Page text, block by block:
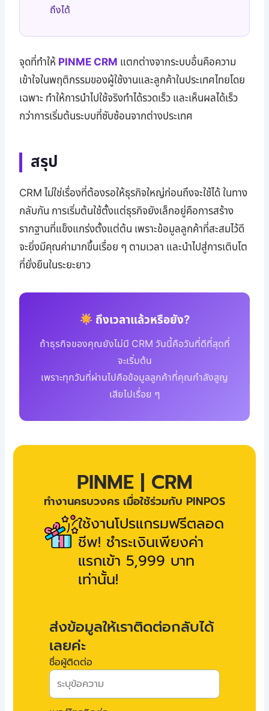
ถึงได้
จุดที่ทำให้ PINME CRM แตกต่างจากระบบอื่นคือความ
เข้าใจในพฤติกรรมของผู้ใช้งานและลูกค้าในประเทศไทยโดย
เฉพาะ ทำให้การนำไปใช้จริงทำได้รวดเร็ว และเห็นผลได้เร็ว
กว่าการเริ่มต้นระบบที่ซับซ้อนจากต่างประเทศ
สรุป
CRM ไม่ใช่เรื่องที่ต้องรอให้ธุรกิจใหญ่ก่อนถึงจะใช้ได้ ในทาง
กลับกัน การเริ่มต้นใช้ตั้งแต่ธุรกิจยังเล็กอยู่คือการสร้าง
รากฐานที่แข็งแกร่งตั้งแต่ต้น เพราะข้อมูลลูกค้าที่สะสมไว้ดี
จะยิ่งมีคุณค่ามากขึ้นเรื่อย ๆ ตามเวลา และนำไปสู่การเติบโต
ที่ยั่งยืนในระยะยาว
ถึงเวลาแล้วหรือยัง?
ถ้าธุรกิจของคุณยังไม่มี CRM วันนี้คือวันที่ดีที่สุดที่
จะเริ่มต้น
เพราะทุกวันที่ผ่านไปคือข้อมูลลูกค้าที่คุณกำลังสูญ
เสียไปเรื่อย ๆ
PINME | CRM
ทำงานครบวงคร เมื่อใช้ร่วมกับ PINPOS
ใช้งานโปรแกรมฟรีตลอด
ชีพ! ชำระเงินเพียงค่า
แรกเข้า 5,999 บาท
เท่านั้น!
ส่งข้อมูลให้เราติดต่อกลับได้
เลยค่ะ
ชื่อผู้ติดต่อ